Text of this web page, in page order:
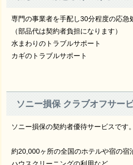
専門の事業者を手配し30分程度の応急
（部品代は契約者負担になります）
水まわりのトラブルサポート
カギのトラブルサポート
ソニー損保 クラブオフサー
ソニー損保の契約者優待サービスです。
約20,000ヶ所の全国のホテルや宿の宿